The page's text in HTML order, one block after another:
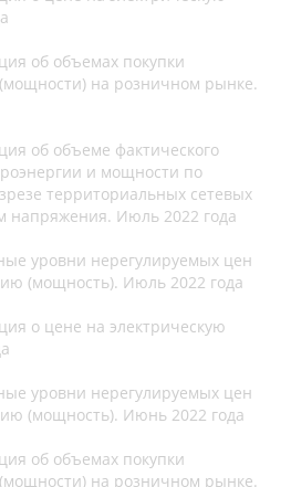
об объемах покупки
на розничном рынке.
об объеме фактического
и мощности по
территориальных сетевых
напряжения. Июль 2022 года
уровни нерегулируемых цен
(мощность). Июль 2022 года
о цене на электрическую
уровни нерегулируемых цен
(мощность). Июнь 2022 года
об объемах покупки
на розничном рынке.